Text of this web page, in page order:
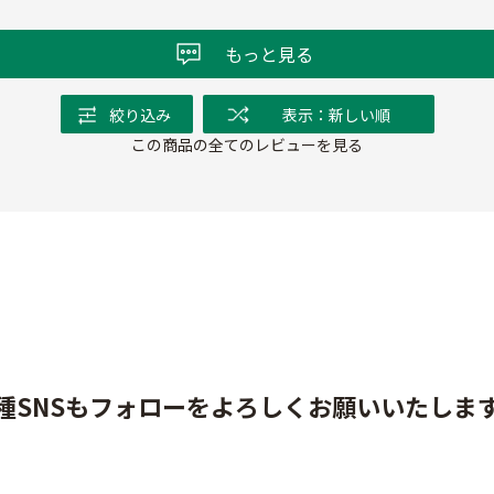
もっと見る
絞り込み
表示：新しい順
この商品の全てのレビューを見る
SNSもフォローをよろしくお願いいたしま